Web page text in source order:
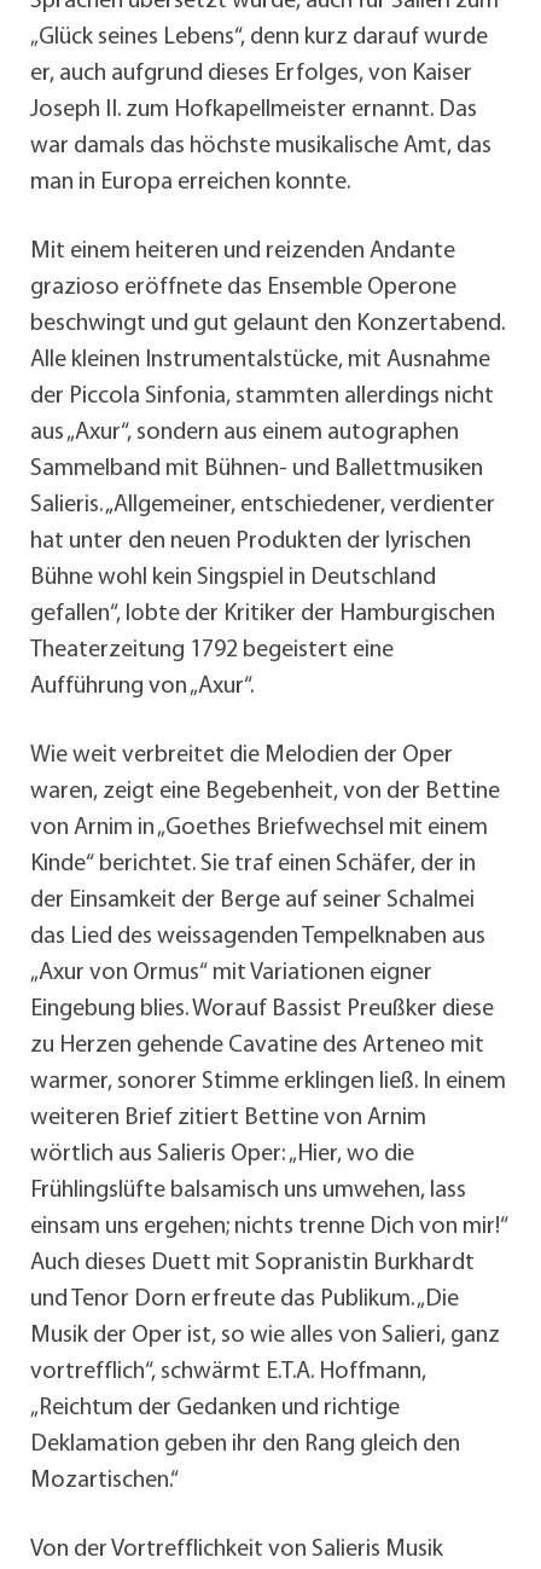
„Glück seines Lebens“, denn kurz darauf wurde
er, auch aufgrund dieses Erfolges, von Kaiser
Joseph II. zum Hofkapellmeister ernannt. Das
war damals das höchste musikalische Amt, das
man in Europa erreichen konnte.
Mit einem heiteren und reizenden Andante
grazioso eröffnete das Ensemble Operone
beschwingt und gut gelaunt den Konzertabend.
Alle kleinen Instrumentalstücke, mit Ausnahme
der Piccola Sinfonia, stammten allerdings nicht
aus „Axur“, sondern aus einem autographen
Sammelband mit Bühnen- und Ballettmusiken
Salieris. „Allgemeiner, entschiedener, verdienter
hat unter den neuen Produkten der lyrischen
Bühne wohl kein Singspiel in Deutschland
gefallen“, lobte der Kritiker der Hamburgischen
Theaterzeitung 1792 begeistert eine
Aufführung von „Axur“.
Wie weit verbreitet die Melodien der Oper
waren, zeigt eine Begebenheit, von der Bettine
von Arnim in „Goethes Briefwechsel mit einem
Kinde“ berichtet. Sie traf einen Schäfer, der in
der Einsamkeit der Berge auf seiner Schalmei
das Lied des weissagenden Tempelknaben aus
„Axur von Ormus“ mit Variationen eigner
Eingebung blies. Worauf Bassist Preußker diese
zu Herzen gehende Cavatine des Arteneo mit
warmer, sonorer Stimme erklingen ließ. In einem
weiteren Brief zitiert Bettine von Arnim
wörtlich aus Salieris Oper: „Hier, wo die
Frühlingslüfte balsamisch uns umwehen, lass
einsam uns ergehen; nichts trenne Dich von mir!“
Auch dieses Duett mit Sopranistin Burkhardt
und Tenor Dorn erfreute das Publikum. „Die
Musik der Oper ist, so wie alles von Salieri, ganz
vortrefflich“, schwärmt E.T.A. Hoffmann,
„Reichtum der Gedanken und richtige
Deklamation geben ihr den Rang gleich den
Mozartischen.“
Von der Vortrefflichkeit von Salieris Musik